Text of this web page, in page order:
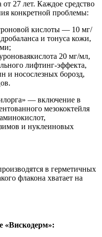
от 27 лет. Каждое средство
конкретной проблемы:
кислоты — 10 мг/
и тонуса кожи,
20 мг/мл,
лифтинг-эффекта,
и носослезных борозд,
— включение в
мезококтейля
и нуклеиновых
в герметичных
флакона хватает на
«Вискодерм»: